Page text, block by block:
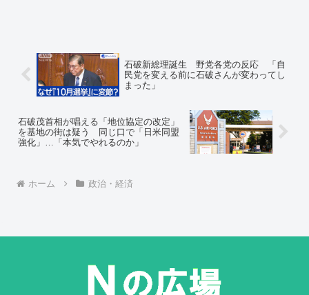
石破新総理誕生 野党各党の反応 「自
民党を変える前に石破さんが変わってし
まった」
石破茂首相が唱える「地位協定の改定」
を基地の街は疑う 同じ口で「日米同盟
強化」…「本気でやれるのか」
ホーム 政治・経済